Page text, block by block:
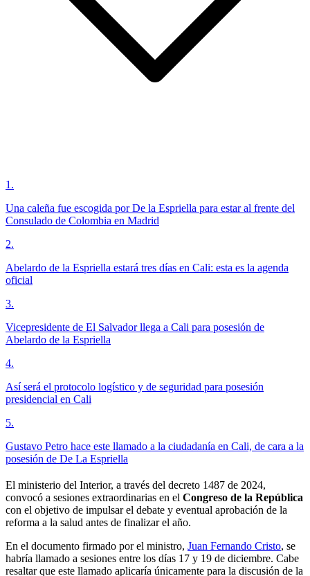
1 .
Una caleña fue escogida por De la Espriella para estar al frente del
Consulado de Colombia en Madrid
2.
Abelardo de la Espriella estará tres días en Cali: esta es la agenda
oficial
3.
Vicepresidente de El Salvador llega a Cali para posesión de
Abelardo de la Espriella
4.
Así será el protocolo logístico y de seguridad para posesión
presidencial en Cali
5.
Gustavo Petro hace este llamado a la ciudadanía en Cali, de cara a la
posesión de De La Espriella
El ministerio del Interior, a través del decreto 1487 de 2024,
convocó a sesiones extraordinarias en el Congreso de la República
con el objetivo de impulsar el debate y eventual aprobación de la
reforma a la salud antes de finalizar el año.
En el documento firmado por el ministro, Juan Fernando Cristo, se
habría llamado a sesiones entre los días 17 y 19 de diciembre. Cabe
resaltar que este llamado aplicaría únicamente para la discusión de la